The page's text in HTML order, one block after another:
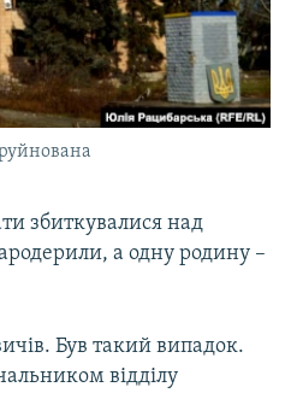
збиткувалися над
а одну родину –
Був такий випадок.
відділу